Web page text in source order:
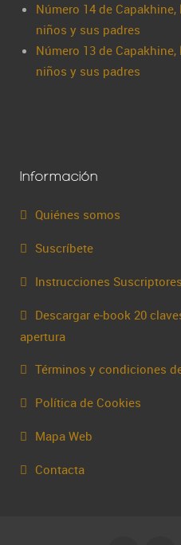
Número 14 de
niños y sus padres
Número 13 de
niños y sus padres
Información
Quiénes somos
Suscríbete
Instrucciones Suscriptores
Descargar e-book 20
apertura
Términos y condiciones
Política de Cookies
Mapa Web
Contacta